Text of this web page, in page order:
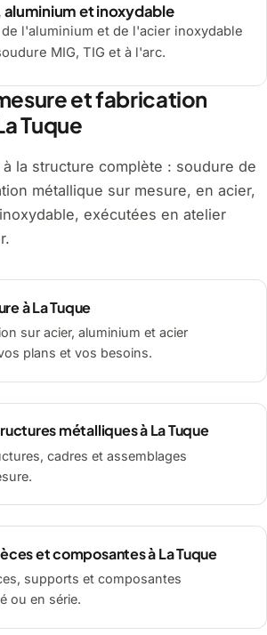
aluminium et inoxydable
l'aluminium et de l'acier inoxydable
MIG, TIG et à l'arc.
et fabrication
Tuque
la structure complète : soudure de
métallique sur mesure, en acier,
exécutées en atelier
à La Tuque
sur acier, aluminium et acier
plans et vos besoins.
métalliques à La Tuque
cadres et assemblages
et composantes à La Tuque
supports et composantes
ou en série.